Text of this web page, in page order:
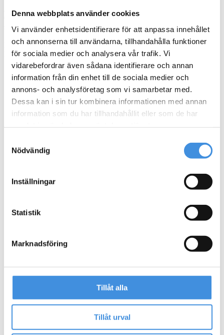
Denna webbplats använder cookies
Vi använder enhetsidentifierare för att anpassa innehållet
och annonserna till användarna, tillhandahålla funktioner
för sociala medier och analysera vår trafik. Vi
vidarebefordrar även sådana identifierare och annan
information från din enhet till de sociala medier och
annons- och analysföretag som vi samarbetar med.
Dessa kan i sin tur kombinera informationen med annan
information som du har tillhandahållit eller som de har
Nödvändig
Inställningar
Statistik
Marknadsföring
Tillåt alla
Tillåt urval
Aktuellt hos EBP Den 22 augusti 2026 är det återigen dags för EBP
Open – en uppskattad golftävling som samlar kunder,
samarbetspartners och företag från Olofström, Blekinge och södra
Sverige för en dag på golfbanan. Tävlingen spelas på natursköna
Boa Golfklubb utanför Olofström och erbjuder en härlig
kombination av golf, gemenskap och nya möten. Oavsett […]
Adress
293 21 Olofström
Kontakt
Navigation
Hem